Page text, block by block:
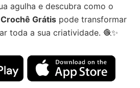
agulha e descubra como o
Grátis pode transformar
toda a sua criatividade. 🧶✨